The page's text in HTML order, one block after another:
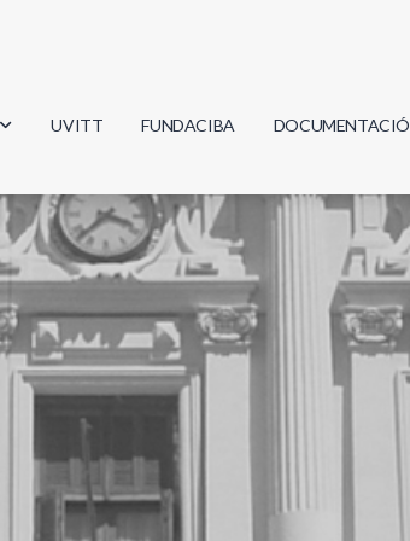
UVITT FUNDACIBA
Actas
Reglamentos
Documentos